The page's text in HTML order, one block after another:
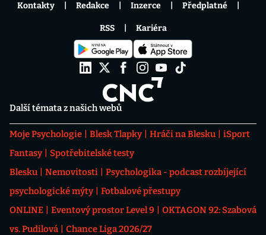
Další témata z našich webů
Moje Psychologie Blesk Tlapky Hráči na Blesku
iSport
Fantasy
Spotřebitelské testy
Blesku
Nemovitosti
Psychologika - podcast rozbíjející
psychologické mýty
Fotbalové přestupy
ONLINE
Eventový prostor Level 9
OKTAGON 92: Szabová
vs. Pudilová
Chance Liga 2026/27
Kontakty Redakce Inzerce Předplatné
RSS Kariéra